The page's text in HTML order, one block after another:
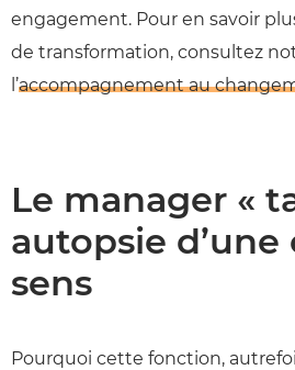
engagement. Pour en savoir
de transformation, consultez
l’accompagnement au
Le manager «
autopsie d’une
sens
Pourquoi cette fonction,